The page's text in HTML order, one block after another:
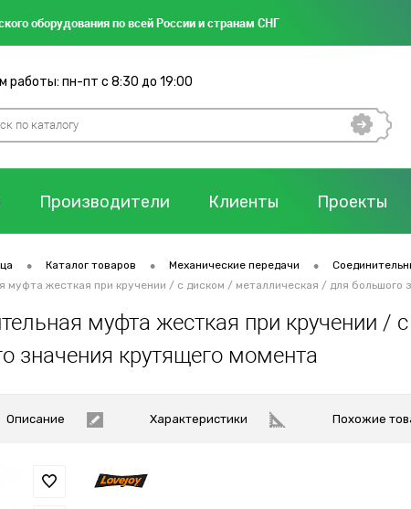
оборудования по всей России и странам СНГ
работы: пн-пт с 8:30 до 19:00
Производители Клиенты Проекты
• Каталог товаров • Механические передачи •
муфта жесткая при кручении / с диском / металлическая / для большого
муфта жесткая при кручении /
значения крутящего момента
Описание Характеристики Похожие